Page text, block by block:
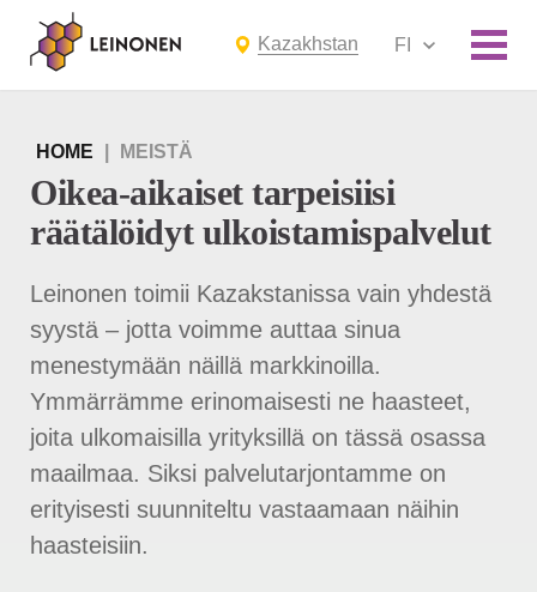
Kazakhstan FI
HOME MEISTÄ
Oikea-aikaiset tarpeisiisi
räätälöidyt ulkoistamispalvelut
Leinonen toimii Kazakstanissa vain yhdestä
syystä – jotta voimme auttaa sinua
menestymään näillä markkinoilla.
Ymmärrämme erinomaisesti ne haasteet,
joita ulkomaisilla yrityksillä on tässä osassa
maailmaa. Siksi palvelutarjontamme on
erityisesti suunniteltu vastaamaan näihin
haasteisiin.